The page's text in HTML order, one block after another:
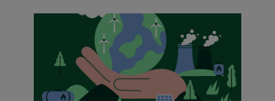
2026-05-23 16:00
Wyszedł raport „Przez gaz do OZE.
Dekarbonizacja ciepłownictwa